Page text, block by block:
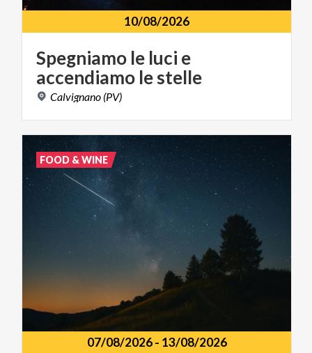
10/08/2026
Spegniamo le luci e
accendiamo lestelle
Calvignano (PV)
07/08/2026- 13/08/2026
FOOD & WINE